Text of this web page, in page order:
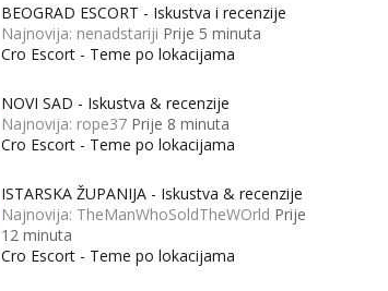
BEOGRAD ESCORT - Iskustva i recenzije
Najnovija: nenadstariji Prije 5 minuta
Cro Escort - Teme po lokacijama
NOVI SAD - Iskustva & recenzije
Najnovija: rope37 Prije 8 minuta
Cro Escort - Teme po lokacijama
ISTARSKA ŽUPANIJA - Iskustva & recenzije
Najnovija: TheManWhoSoldTheWOrld Prije
12 minuta
Cro Escort - Teme po lokacijama